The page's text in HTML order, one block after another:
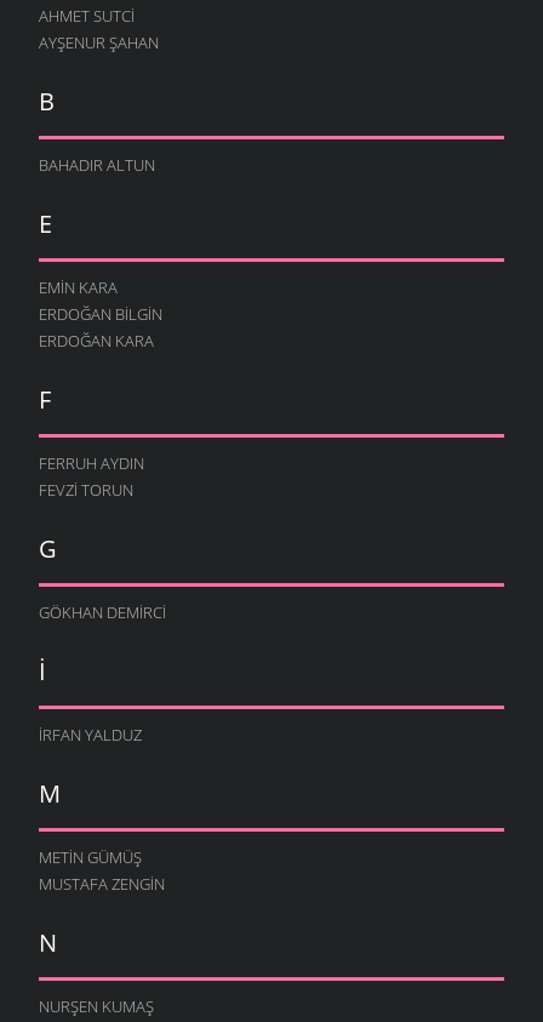
AHMET SUTCI
AYŞENUR ŞAHAN
B
BAHADIR ALTUN
E
EMIN KARA
ERDOĞAN BILGIN
ERDOĞAN KARA
F
FERRUH AYDIN
FEVZI TORUN
G
GÖKHAN DEMIRCI
I
İRFAN YALDUZ
M
METIN GÜMÜŞ
MUSTAFA ZENGIN
N
NURŞEN KUMAŞ